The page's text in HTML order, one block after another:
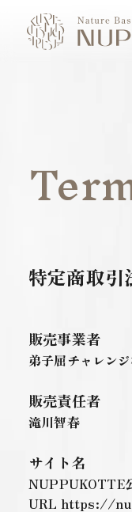
Model
Activity
Food
特定商取引
販売事業者
弟子屈チャレン
販売責任者
滝川智春
サイト名
NUPPUKOTTE
URL https://